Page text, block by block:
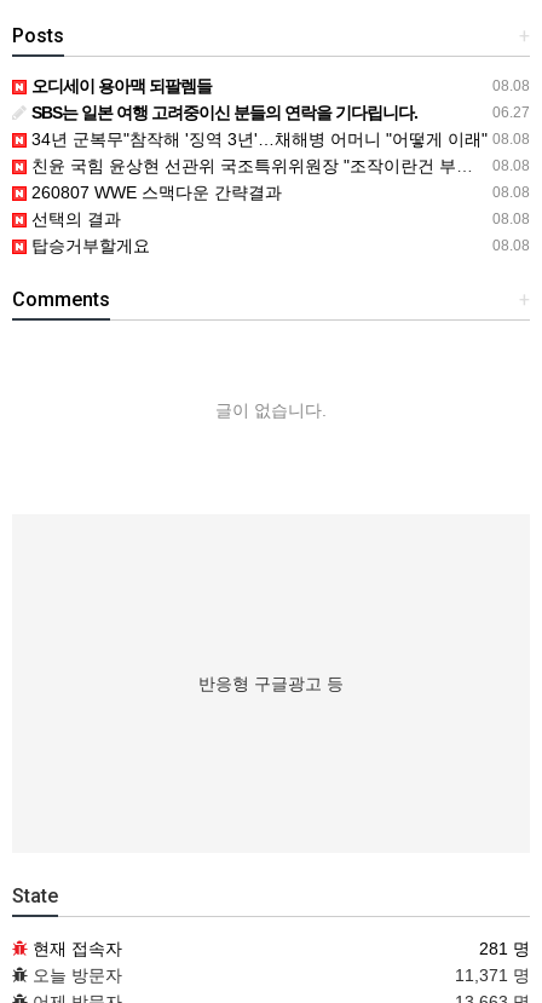
+
Posts
08.08
오디세이 용아맥 되팔렘들
06.27
SBS는 일본 여행 고려중이신 분들의 연락을 기다립니다.
08.08
34년 군복무"참작해 '징역 3년'…채해병 어머니 "어떻게 이래"
08.08
친윤 국힘 윤상현 선관위 국조특위위원장 "조작이란건 부정선거 선동"
08.08
260807 WWE 스맥다운 간략결과
08.08
선택의 결과
08.08
탑승거부할게요
+
Comments
글이 없습니다.
반응형 구글광고 등
State
현재 접속자
281 명
오늘 방문자
11,371 명